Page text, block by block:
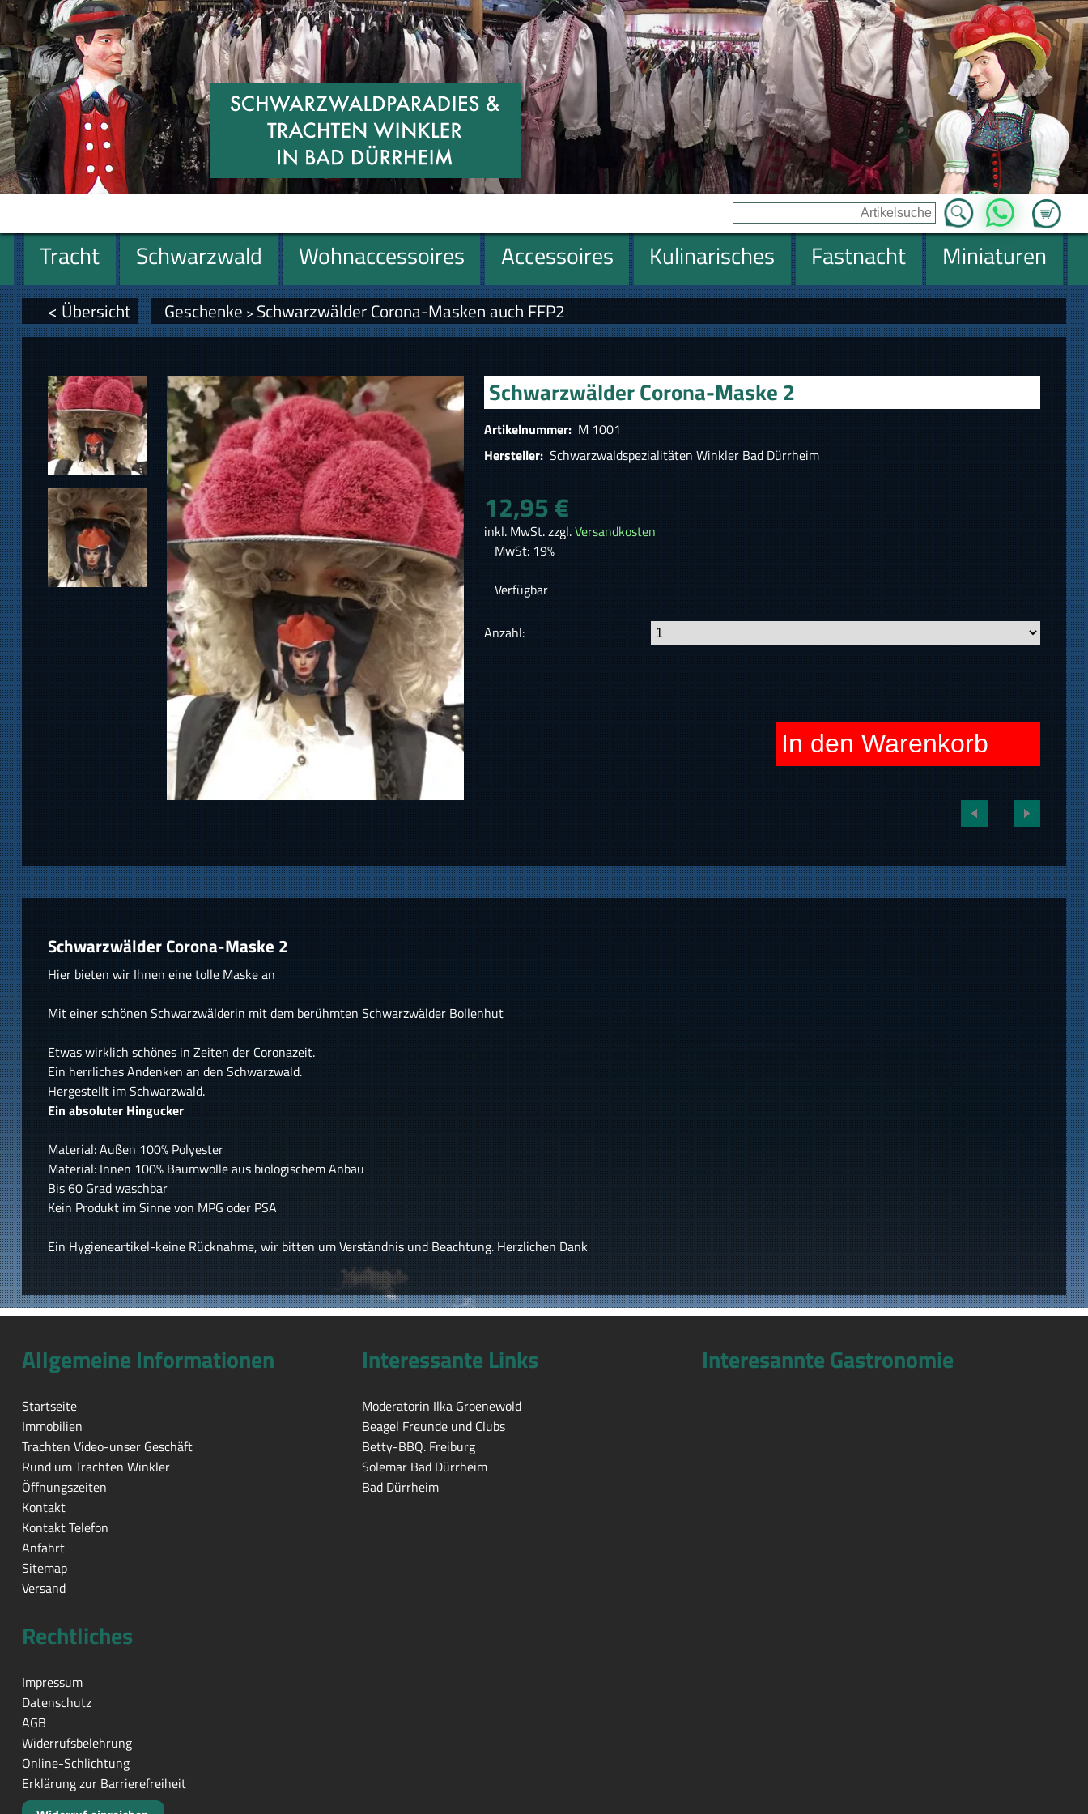
Zum
WhatsApp
Tracht Schwarzwald Wohnaccessoires Accessoires Kulinarisches Fastnacht
Miniaturen
Geschenke
< Übersicht Geschenke > Schwarzwälder Corona-Masken auch FFP2
Schwarzwälder Corona-Maske 2
Artikelnummer: M 1001
Hersteller: Schwarzwaldspezialitäten Winkler Bad Dürrheim
12,95 €
inkl. MwSt. zzgl.Versandkosten
MwSt: 19%
Verfügbar
Anzahl:
In den Warenkorb
Schwarzwälder Corona-Maske 2
Hier bieten wir Ihnen eine tolle Maske an
Mit einer schönen Schwarzwälderin mit dem berühmten Schwarzwälder Bollenhut
Etwas wirklich schönes in Zeiten der Coronazeit.
Ein herrliches Andenken an den Schwarzwald.
Hergestellt im Schwarzwald.
Ein absoluter Hingucker
Material: Außen 100% Polyester
Material: Innen 100% Baumwolle aus biologischem Anbau
Bis 60 Grad waschbar
Kein Produkt im Sinne von MPG oder PSA
Ein Hygieneartikel-keine Rücknahme, wir bitten um Verständnis und Beachtung. Herzlichen Dank
Allgemeine Informationen
Startseite
Immobilien
Trachten Video-unser Geschäft
Rund um Trachten Winkler
Öffnungszeiten
Kontakt
Kontakt Telefon
Anfahrt
Sitemap
Versand
Interessante Links
Moderatorin Ilka Groenewold
Beagel Freunde und Clubs
Betty-BBQ. Freiburg
Solemar Bad Dürrheim
Bad Dürrheim
Interesannte Gastronomie
Rechtliches
Impressum
Datenschutz
AGB
Widerrufsbelehrung
Online-Schlichtung
Erklärung zur Barrierefreiheit